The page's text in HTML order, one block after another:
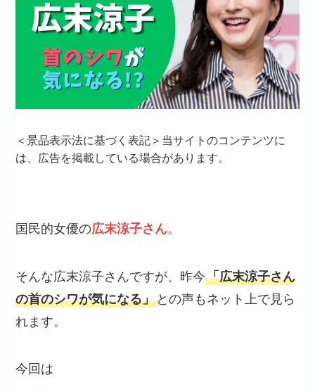
＜景品表示法に基づく表記＞当サイトのコンテンツに
は、広告を掲載している場合があります。
国民的女優の広末涼子さん。
そんな広末涼子さんですが、昨今「広末涼子さん
の首のシワが気になる」 との声もネット上で見ら
れます。
今回は